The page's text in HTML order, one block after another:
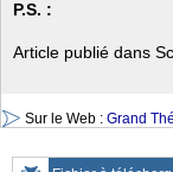
P.S. :
Article publié dans
Sur le Web : Grand